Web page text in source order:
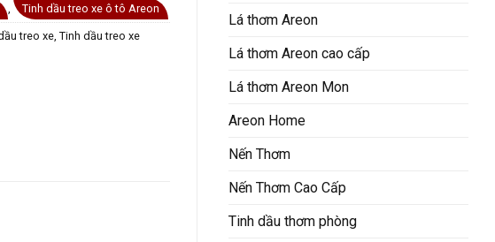
Lá thơm Areon
Lá thơm Areon cao cấp
Lá thơm Areon Mon
Areon Home
Nến Thơm
Nến Thơm Cao Cấp
Tinh dầu thơm phòng
Tinh dầu treo xe ô tô Areon
treo xe ,Tinh dầu treo xe